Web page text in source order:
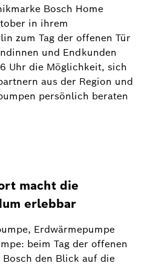
Bosch Home
in ihrem
zum Tag der offenen Tür
und Endkunden
Uhr die Möglichkeit, sich
aus der Region und
persönlich beraten
macht die
erlebbar
Erdwärmepumpe
beim Tag der offenen
den Blick auf die